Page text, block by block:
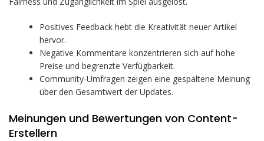
Positives Feedback hebt die Kreativität neuer Artikel
hervor.
Negative Kommentare konzentrieren sich auf hohe
Preise und begrenzte Verfügbarkeit.
Community-Umfragen zeigen eine gespaltene Meinung
über den Gesamtwert der Updates.
Meinungen und Bewertungen von Content-
Erstellern